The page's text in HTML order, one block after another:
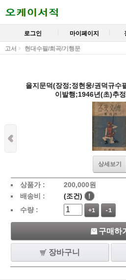
로그인 마이페이지
고서 현대수필/희곡/기행문
을지문덕(장정;정현웅/권덕규수
이발행;1946년(초)추
상세보기
상품가 : 200,000원
배송비 :
(조건)
!
수량 :
+1 -1
구매하
장바구니